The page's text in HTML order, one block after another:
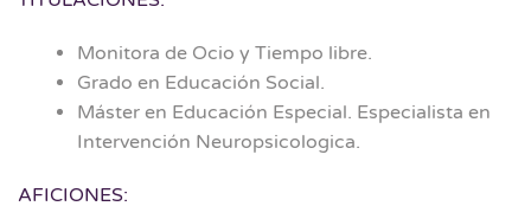
Monitora de Ocio y Tiempo libre.
Grado en Educación Social.
Máster en Educación Especial. Especialista en
Intervención Neuropsicologica.
AFICIONES: